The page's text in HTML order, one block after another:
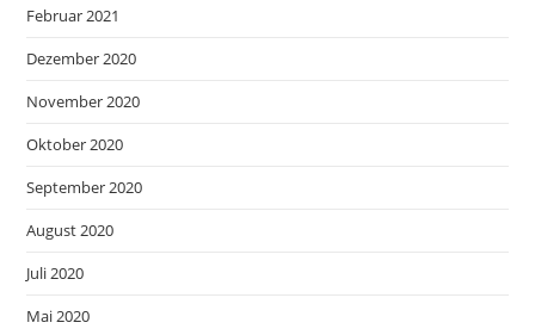
Februar 2021
Dezember 2020
November 2020
Oktober 2020
September 2020
August 2020
Juli 2020
Mai 2020